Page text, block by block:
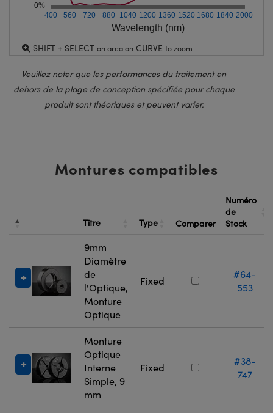
Wavelength (nm)
400 560 720 880 1040 1200 1360 1520 1680 1840 2000
0%
SHIFT + SELECT an area on CURVE to zoom
Veuillez noter que les performances du traitement en
dehors de la plage de conception spécifiée pour chaque
produit sont théoriques et peuvent varier.
Montures compatibles
Titre Type Comparer
Numéro
de
Stock
9mm
Diamètre
de
l'Optique,
Monture
Optique
Fixed
#64-
553
Monture
Optique
Interne
Simple, 9
mm
Fixed
#38-
747